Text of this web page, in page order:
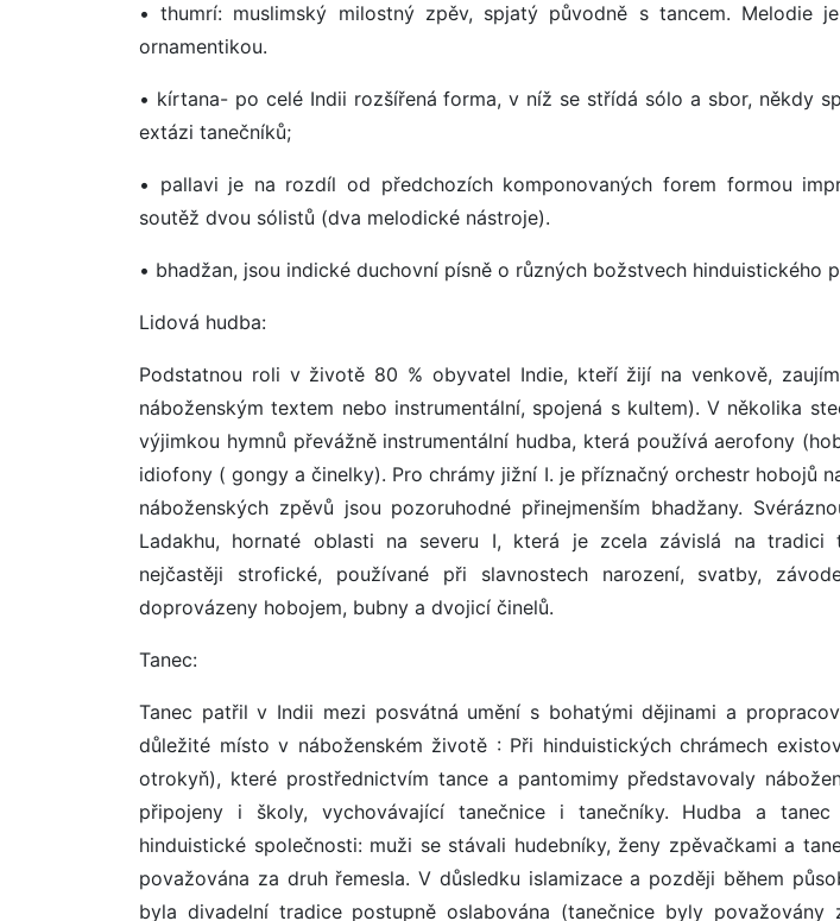
• thumrí: muslimský milostný zpěv, spjatý původně s tancem. Melodie
ornamentikou.
• kírtana- po celé Indii rozšířená forma, v níž se střídá sólo a sbor, někdy
extázi tanečníků;
• pallavi je na rozdíl od předchozích komponovaných forem formou
soutěž dvou sólistů (dva melodické nástroje).
• bhadžan, jsou indické duchovní písně o různých božstvech hinduistického
Lidová hudba:
Podstatnou roli v životě 80 % obyvatel Indie, kteří žijí na venkově,
náboženským textem nebo instrumentální, spojená s kultem). V několika
výjimkou hymnů převážně instrumentální hudba, která používá aerofony
idiofony ( gongy a činelky). Pro chrámy jižní I. je příznačný orchestr hobojů
náboženských zpěvů jsou pozoruhodné přinejmenším bhadžany.
Ladakhu, hornaté oblasti na severu I, která je zcela závislá na tradici
nejčastěji strofické, používané při slavnostech narození, svatby,
doprovázeny hobojem, bubny a dvojicí činelů.
Tanec:
Tanec patřil v Indii mezi posvátná umění s bohatými dějinami a
důležité místo v náboženském životě : Při hinduistických chrámech
otrokyň), které prostřednictvím tance a pantomimy představovaly
připojeny i školy, vychovávající tanečnice i tanečníky. Hudba a
hinduistické společnosti: muži se stávali hudebníky, ženy zpěvačkami a
považována za druh řemesla. V důsledku islamizace a později během
byla divadelní tradice postupně oslabována (tanečnice byly